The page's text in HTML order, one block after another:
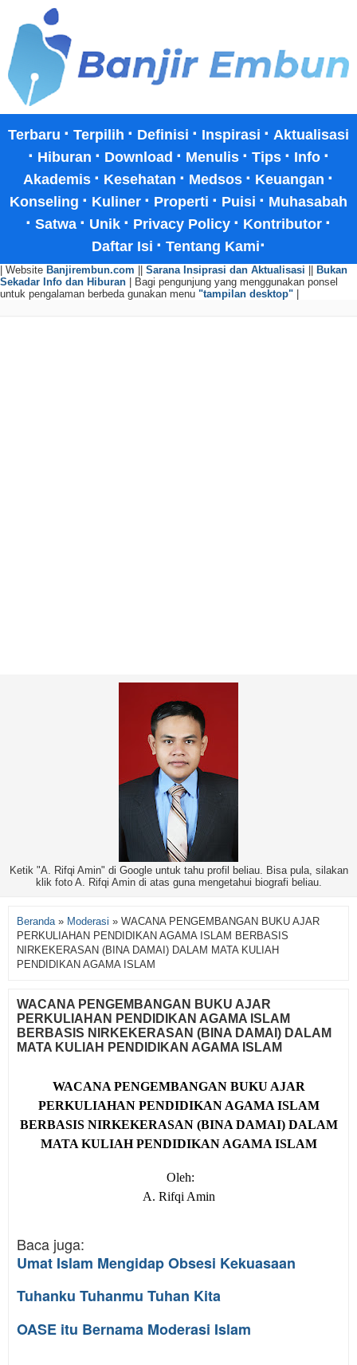
Terbaru · Terpilih · Definisi · Inspirasi · Aktualisasi
· Hiburan · Download · Menulis · Tips · Info ·
Akademis · Kesehatan · Medsos · Keuangan ·
Konseling · Kuliner · Properti · Puisi · Muhasabah
· Satwa · Unik · Privacy Policy · Kontributor ·
Daftar Isi · Tentang Kami·
| Website Banjirembun.com || Sarana Insiprasi dan Aktualisasi || Bukan
Sekadar Info dan Hiburan | Bagi pengunjung yang menggunakan ponsel
untuk pengalaman berbeda gunakan menu "tampilan desktop" |
Ketik "A. Rifqi Amin" di Google untuk tahu profil beliau. Bisa pula, silakan
klik foto A. Rifqi Amin di atas guna mengetahui biografi beliau.
Beranda » Moderasi » WACANA PENGEMBANGAN BUKU AJAR
PERKULIAHAN PENDIDIKAN AGAMA ISLAM BERBASIS
NIRKEKERASAN (BINA DAMAI) DALAM MATA KULIAH
PENDIDIKAN AGAMA ISLAM
WACANA PENGEMBANGAN BUKU AJAR
PERKULIAHAN PENDIDIKAN AGAMA ISLAM
BERBASIS NIRKEKERASAN (BINA DAMAI) DALAM
MATA KULIAH PENDIDIKAN AGAMA ISLAM
WACANA PENGEMBANGAN BUKU AJAR
PERKULIAHAN PENDIDIKAN AGAMA ISLAM
BERBASIS NIRKEKERASAN (BINA DAMAI) DALAM
MATA KULIAH PENDIDIKAN AGAMA ISLAM
Oleh:
A. Rifqi Amin
Baca juga:
Umat Islam Mengidap Obsesi Kekuasaan
Tuhanku Tuhanmu Tuhan Kita
OASE itu Bernama Moderasi Islam